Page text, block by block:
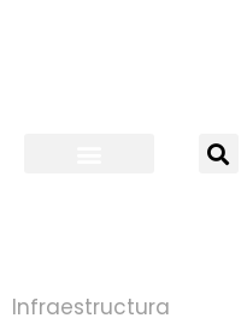
Infraestructura